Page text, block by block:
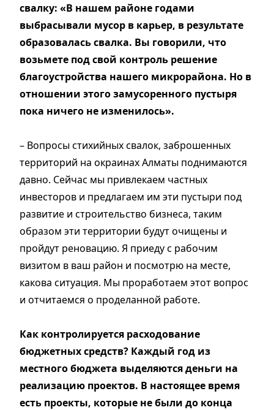
свалку: «В нашем районе годами
выбрасывали мусор в карьер, в результате
образовалась свалка. Вы говорили, что
возьмете под свой контроль решение
благоустройства нашего микрорайона. Но в
отношении этого замусоренного пустыря
пока ничего не изменилось».
– Вопросы стихийных свалок, заброшенных
территорий на окраинах Алматы поднимаются
давно. Сейчас мы привлекаем частных
инвесторов и предлагаем им эти пустыри под
развитие и строительство бизнеса, таким
образом эти территории будут очищены и
пройдут реновацию. Я приеду с рабочим
визитом в ваш район и посмотрю на месте,
какова ситуация. Мы проработаем этот вопрос
и отчитаемся о проделанной работе.
Как контролируется расходование
бюджетных средств? Каждый год из
местного бюджета выделяются деньги на
реализацию проектов. В настоящее время
есть проекты, которые не были до конца